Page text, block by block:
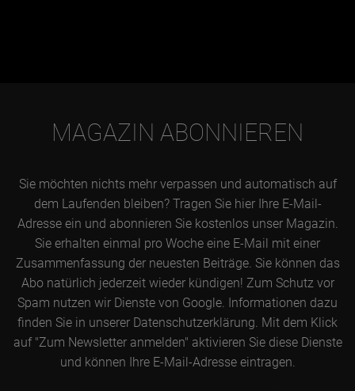
MAGAZIN ABONNIEREN
Sie möchten nichts mehr verpassen und automatisch auf
dem Laufenden bleiben? Tragen Sie hier Ihre E-Mail-
Adresse ein und abonnieren Sie kostenlos unser Magazin.
Sie erhalten einmal pro Woche eine E-Mail mit einer
Zusammenfassung der neuesten Beiträge. Sie können das
Abo natürlich jederzeit wieder kündigen! Zum Schutz vor
Spam nutzen wir Dienste von Google. Informationen dazu
finden Sie in unserer Datenschutzerklärung. Mit dem Klick
auf "Zum Newsletter anmelden" aktivieren Sie diese Dienste
und können Ihre E-Mail-Adresse eintragen.